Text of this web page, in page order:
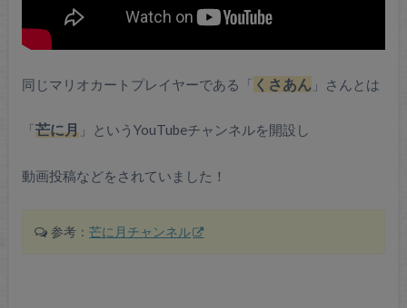
同じマリオカートプレイヤーである「 くさあん」さんとは
「芒に月」というYouTubeチャンネルを開設し
動画投稿などをされていました！
参考：芒に月チャンネル